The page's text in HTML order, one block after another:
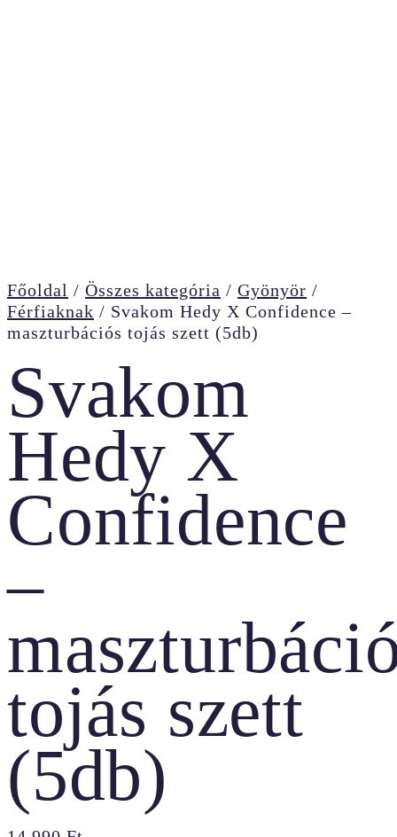
Főoldal / Összes kategória / Gyönyör /
Férfiaknak / Svakom Hedy X Confidence –
maszturbációs tojás szett (5db)
Svakom
Hedy X
Confidence
–
tojás szett
(5db)